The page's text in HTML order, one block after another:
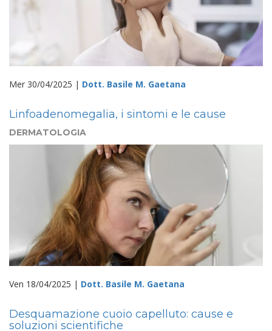
Mer 30/04/2025 | Dott. Basile M. Gaetana
Linfoadenomegalia, i sintomi e le cause
DERMATOLOGIA
Ven 18/04/2025 | Dott. Basile M. Gaetana
Desquamazione cuoio capelluto: cause e
soluzioni scientifiche